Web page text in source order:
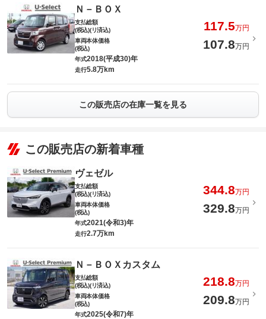
Ｎ－ＢＯＸ
支払総額
(税込)(リ済込)
117.5万円
車両本体価格
(税込)
107.8万円
年式2018(平成30)年
走行5.8万km
この販売店の在庫一覧を見る
この販売店の新着車種
ヴェゼル
支払総額
(税込)(リ済込)
344.8万円
車両本体価格
(税込)
329.8万円
年式2021(令和3)年
走行2.7万km
Ｎ－ＢＯＸカスタム
支払総額
(税込)(リ済込)
218.8万円
車両本体価格
(税込)
209.8万円
年式2025(令和7)年